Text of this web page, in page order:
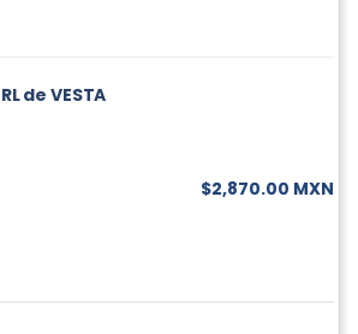
de VESTA
$2,870.00 MXN